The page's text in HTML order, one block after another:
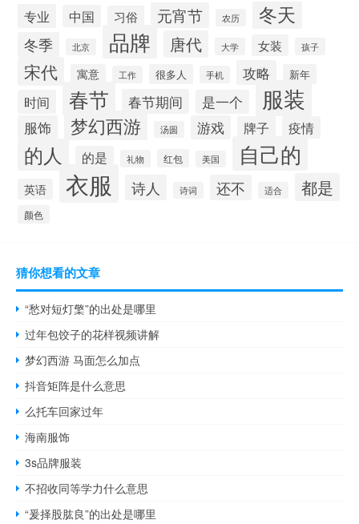
专业 中国 习俗 元宵节 农历 冬天
冬季 北京 品牌 唐代 大学 女装 孩子
宋代 寓意 工作 很多人 手机 攻略 新年
时间 春节 春节期间 是一个 服装
服饰 梦幻西游 汤圆 游戏 牌子 疫情
的人 的是 礼物 红包 美国 自己的
英语 衣服 诗人 诗词 还不 适合 都是
颜色
猜你想看的文章
“愁对短灯檠”的出处是哪里
过年包饺子的花样视频讲解
梦幻西游 马面怎么加点
抖音矩阵是什么意思
么托车回家过年
海南服饰
3s品牌服装
不招收同等学力什么意思
“爰择股肱良”的出处是哪里